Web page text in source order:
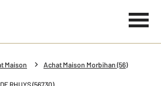
Maison Achat Maison Morbihan (56)
RHUYS (56730)